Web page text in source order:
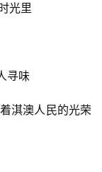
光里
寻味
淇澳人民的光荣